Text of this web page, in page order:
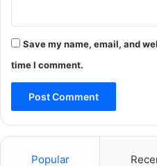
Save my name, email, and
time I comment.
Popular